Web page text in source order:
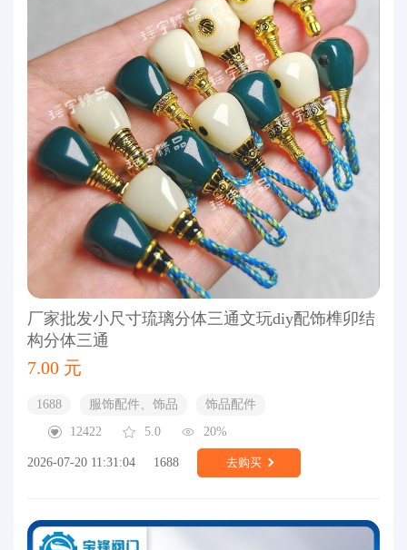
厂家批发小尺寸琉璃分体三通文玩diy配饰榫卯结
构分体三通
7.00 元
1688 服饰配件、饰品
饰品配件
12422
5.0 20%
2026-07-20 11:31:04 1688 去购买